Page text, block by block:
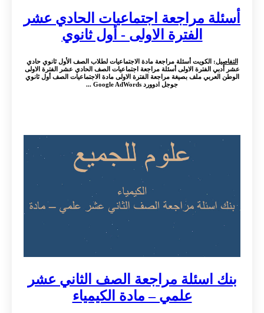
أسئلة مراجعة اجتماعيات الحادي عشر
الفترة الاولى - أول ثانوي
التفاصيل: الكويت أسئلة مراجعة مادة الاجتماعيات لطلاب الصف الأول ثانوي حادي
عشر أدبي الفترة الاولى أسئلة مراجعة اجتماعيات الصف الحادي عشر الفترة الاولى
الوطن العربي ملف بصيغة مراجعة الفترة الاولى مادة الاجتماعيات الصف أول ثانوي
جوجل ادوورد Google AdWords ...
بنك اسئلة مراجعة الصف الثاني عشر
علمي – مادة الكيمياء